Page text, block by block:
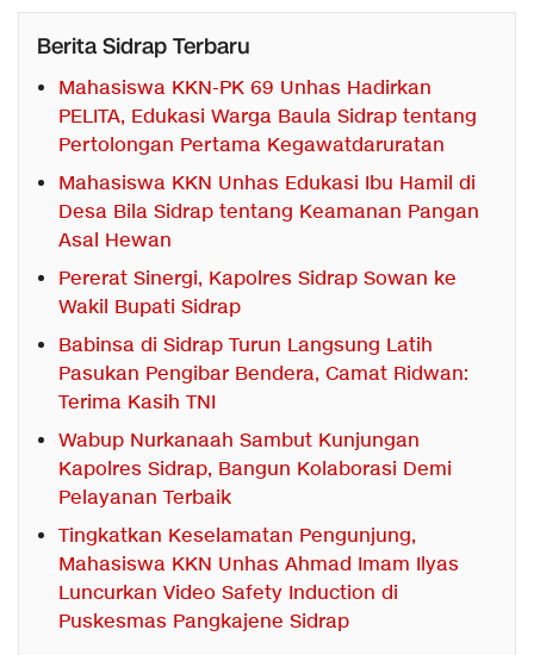
Berita Sidrap Terbaru
Mahasiswa KKN-PK 69 Unhas Hadirkan
PELITA, Edukasi Warga Baula Sidrap tentang
Pertolongan Pertama Kegawatdaruratan
Mahasiswa KKN Unhas Edukasi Ibu Hamil di
Desa Bila Sidrap tentang Keamanan Pangan
Asal Hewan
Pererat Sinergi, Kapolres Sidrap Sowan ke
Wakil Bupati Sidrap
Babinsa di Sidrap Turun Langsung Latih
Pasukan Pengibar Bendera, Camat Ridwan:
Terima Kasih TNI
Wabup Nurkanaah Sambut Kunjungan
Kapolres Sidrap, Bangun Kolaborasi Demi
Pelayanan Terbaik
Tingkatkan Keselamatan Pengunjung,
Mahasiswa KKN Unhas Ahmad Imam Ilyas
Luncurkan Video Safety Induction di
Puskesmas Pangkajene Sidrap